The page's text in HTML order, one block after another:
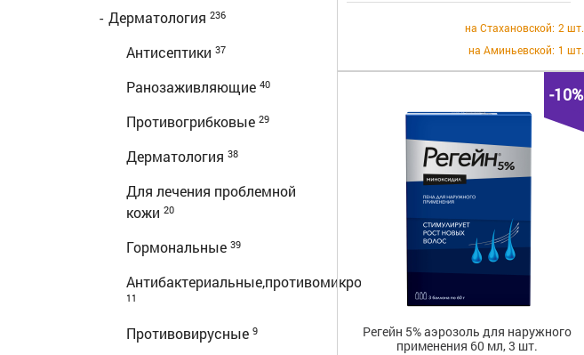
- Дерматология 236
Антисептики 37
Ранозаживляющие 40
Противогрибковые 29
Дерматология 38
Для лечения проблемной
кожи 20
Гормональные 39
Антибактериальные,противомикробные
11
Противовирусные 9
на Стахановской: 2 шт.
на Аминьевской: 1 шт.
-10%
Регейн 5% аэрозоль для наружного
применения 60 мл, 3 шт.